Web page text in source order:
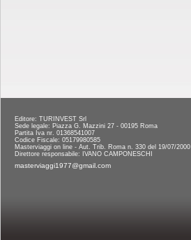
Editore: TURINVEST Srl
Sede legale: Piazza G. Mazzini 27 - 00195 Roma
Partita Iva nr. 01368541007
Codice Fiscale: 05179980585
Masterviaggi on line - Aut. Trib. Roma n. 330 del 19/07/2000
Direttore responsabile: IVANO CAMPONESCHI
masterviaggi1977@gmail.com